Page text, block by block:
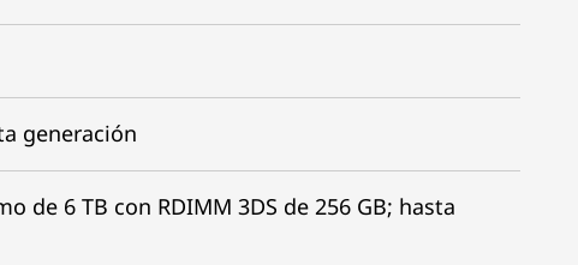
generación
de 6 TB con RDIMM 3DS de 256 GB; hasta